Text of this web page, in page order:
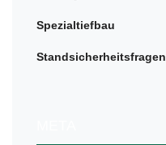
Spezialtiefbau
Standsicherheitsfragen